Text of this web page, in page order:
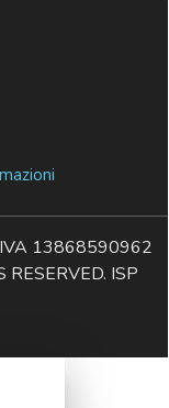
13868590962
ISP